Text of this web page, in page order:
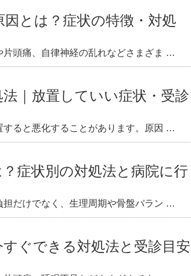
とは？症状の特徴・対処
頭痛、自律神経の乱れなどさまざま …
｜放置していい症状・受診
ると悪化することがあります。原因 …
症状別の対処法と病院に行
だけでなく、生理周期や骨盤バラン …
ぐできる対処法と受診目安